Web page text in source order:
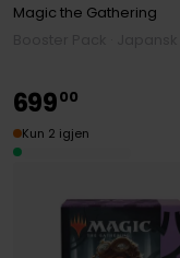
Magic the Gathering
69900
Kun 2 igjen